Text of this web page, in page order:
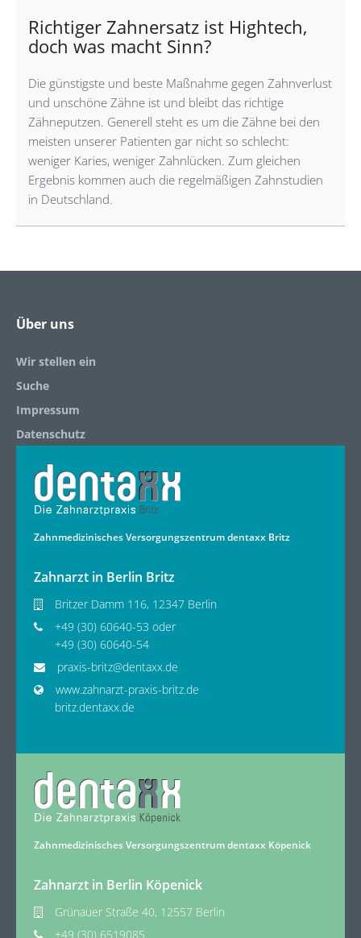
Richtiger Zahnersatz ist Hightech,
doch was macht Sinn?
Die günstigste und beste Maß­nahme gegen Zahnverlust
und unschöne Zähne ist und bleibt das richtige
Zähneputzen. Generell steht es um die Zähne bei den
meisten unserer Patienten gar nicht so schlecht:
weniger Karies, weniger Zahnlücken. Zum gleichen
Ergebnis kommen auch die regelmäßigen Zahnstudien
in Deutschland.
Über uns
Wir stellen ein
Suche
Impressum
Datenschutz
Zahnmedizinisches Versorgungszentrum dentaxx Britz
Zahnarzt in Berlin Britz
Britzer Damm 116, 12347 Berlin
+49 (30) 60640-53 oder
+49 (30) 60640-54
praxis-britz@dentaxx.de
www.zahnarzt-praxis-britz.de
britz.dentaxx.de
Zahnmedizinisches Versorgungszentrum dentaxx Köpenick
Zahnarzt in Berlin Köpenick
Grünauer Straße 40, 12557 Berlin
+49 (30) 6519085